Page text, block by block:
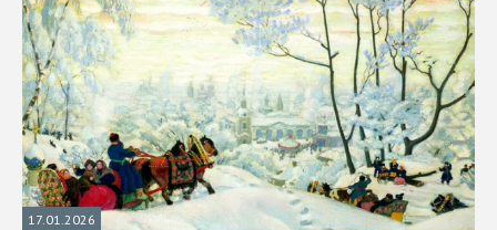
17.01.2026